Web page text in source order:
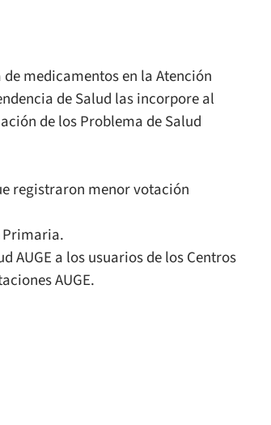
medicamentos en la Atención
de Salud las incorpore al
de los Problema de Salud
registraron menor votación
Primaria.
a los usuarios de los Centros
AUGE.